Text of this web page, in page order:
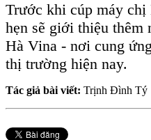
Trước khi cúp máy
hẹn sẽ giới thiệu thêm
Hà Vina - nơi cung
thị trường hiện nay.
Tác giả bài viết: Trịnh Đình Tý